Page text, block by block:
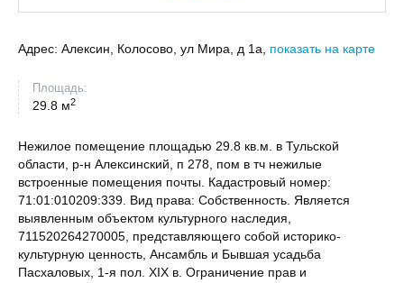
Адрес: Алексин, Колосово, ул Мира, д 1а, показать на карте
Площадь:
29.8 м2
Нежилое помещение площадью 29.8 кв.м. в Тульской
области, р-н Алексинский, п 278, пом в тч нежилые
встроенные помещения почты. Кадастровый номер:
71:01:010209:339. Вид права: Собственность. Является
выявленным объектом культурного наследия,
711520264270005, представляющего собой историко-
культурную ценность, Ансамбль и Бывшая усадьба
Пасхаловых, 1-я пол. XIX в. Ограничение прав и